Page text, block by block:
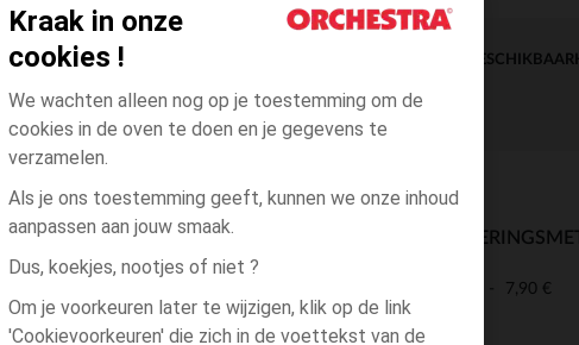
Kraak in onze
cookies !
We wachten alleen nog op je toestemming om de
cookies in de oven te doen en je gegevens te
verzamelen.
Als je ons toestemming geeft, kunnen we onze inhoud
aanpassen aan jouw smaak.
Dus, koekjes, nootjes of niet ?
Om je voorkeuren later te wijzigen, klik op de link
'Cookievoorkeuren' die zich in de voettekst van de
DIRECTE
BESCHIKBAARE
7,90 €
2 tot 4 dagen